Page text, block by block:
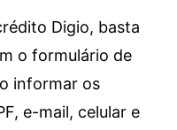
Digio, basta
o formulário de
informar os
e-mail, celular e